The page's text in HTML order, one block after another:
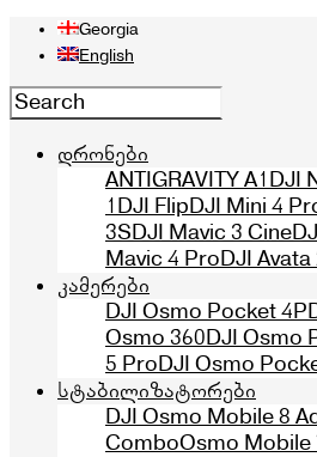
Georgia
English
დრონები
ANTIGRAVITY A1DJI
1DJI FlipDJI Mini 4
3SDJI Mavic 3 Cine
Mavic 4 ProDJI Avata
კამერები
DJI Osmo Pocket 4P
Osmo 360DJI Osmo
5 ProDJI Osmo
სტაბილიზატორები
DJI Osmo Mobile 8
ComboOsmo Mobile